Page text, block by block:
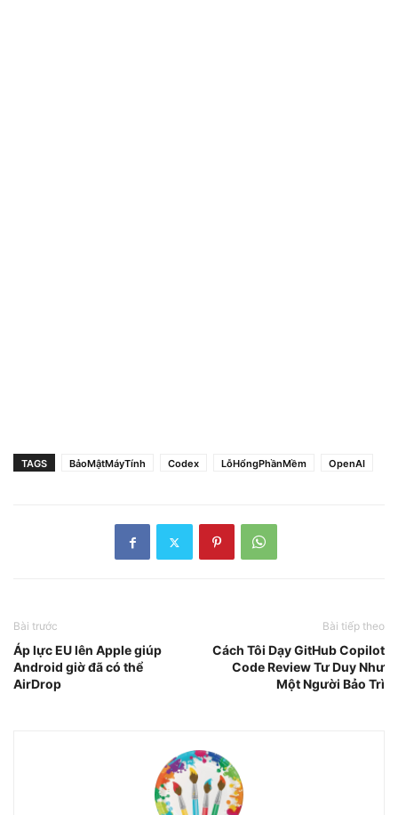
TAGS BảoMậtMáyTính Codex LỗHổngPhầnMềm OpenAI
Bài trước
Áp lực EU lên Apple giúp
Android giờ đã có thể
AirDrop
Bài tiếp theo
Cách Tôi Dạy GitHub Copilot
Code Review Tư Duy Như
Một Người Bảo Trì